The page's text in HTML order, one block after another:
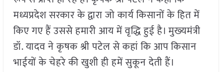
मध्यप्रदेश सरकार के द्वारा जो कार्य किसानों के हित में
किए गए हैं उससे हमारी आय में वृद्धि हुई है। मुख्‍यमंत्री
डॉ. यादव ने कृषक श्री पटेल से कहां कि आप किसान
भाईयों के चेहरे की खुशी ही हमें सुकून देती हैं।